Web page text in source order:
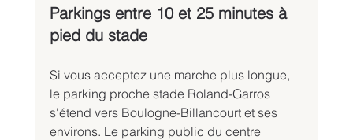
Parkings entre 10 et 25 minutes à
pied du stade
Si vous acceptez une marche plus longue,
le parking proche stade Roland-Garros
s'étend vers Boulogne-Billancourt et ses
environs. Le parking public du centre